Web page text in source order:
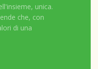
unica.
che, con
di una